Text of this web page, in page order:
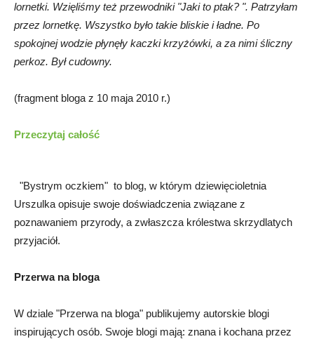
lornetki. Wzięliśmy też przewodniki "Jaki to ptak? ". Patrzyłam
przez lornetkę. Wszystko było takie bliskie i ładne. Po
spokojnej wodzie płynęły kaczki krzyżówki, a za nimi śliczny
perkoz. Był cudowny.
(fragment bloga z 10 maja 2010 r.)
Przeczytaj całość
"Bystrym oczkiem" to blog, w którym dziewięcioletnia
Urszulka opisuje swoje doświadczenia związane z
poznawaniem przyrody, a zwłaszcza królestwa skrzydlatych
przyjaciół.
Przerwa na bloga
W dziale "Przerwa na bloga" publikujemy autorskie blogi
inspirujących osób. Swoje blogi mają: znana i kochana przez